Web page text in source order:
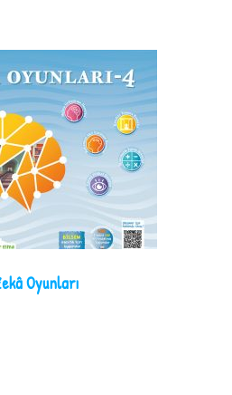
Oyunları